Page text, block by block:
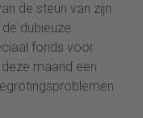
de steun van zijn
dubieuze
fonds voor
maand een